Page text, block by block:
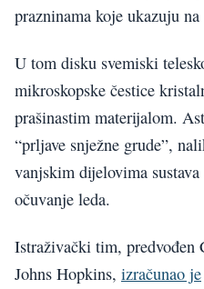
prazninama koje ukazuju
U tom disku svemiski
mikroskopske čestice
prašinastim materijalom.
“prljave snježne grude”,
vanjskim dijelovima
očuvanje leda.
Istraživački tim, predvođen
Johns Hopkins, izračunao je